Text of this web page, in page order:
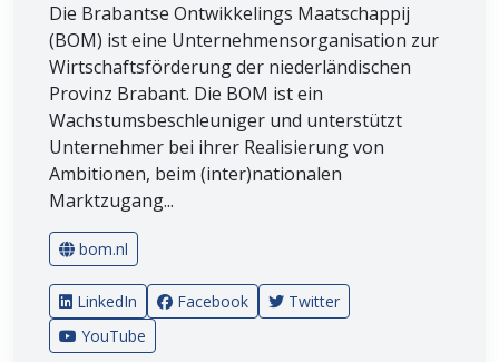
Die Brabantse Ontwikkelings Maatschappij
(BOM) ist eine Unternehmensorganisation zur
Wirtschaftsförderung der niederländischen
Provinz Brabant. Die BOM ist ein
Wachstumsbeschleuniger und unterstützt
Unternehmer bei ihrer Realisierung von
Ambitionen, beim (inter)nationalen
Marktzugang...
bom.nl
LinkedIn Facebook
Twitter
YouTube